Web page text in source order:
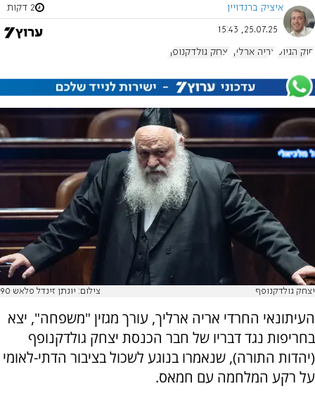
איציק ברנדויין 2 דקות
25.07.25, 15:43
חוק הגיוס אריה ארליך יצחק גולדקנופף
יצחק גולדקנופף צילום: יונתן זינדל פלאש 90
העיתונאי החרדי אריה ארליך, עורך מגזין "משפחה", יצא
בחריפות נגד דבריו של חבר הכנסת יצחק גולדקנופף
(יהדות התורה), שנאמרו בנוגע לשכול בציבור הדתי-לאומי
על רקע המלחמה עם חמאס.